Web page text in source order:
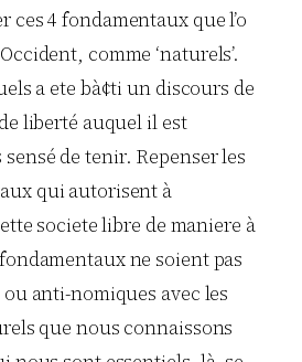
ces 4 fondamentaux que l’o
comme ‘naturels’.
a ete bà¢ti un discours de
liberté auquel il est
de tenir. Repenser les
qui autorisent à
societe libre de maniere à
ne soient pas
anti-nomiques avec les
que nous connaissons